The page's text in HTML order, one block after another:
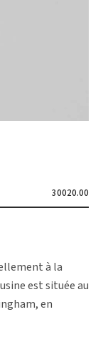
30020.00
à la
est située au
en